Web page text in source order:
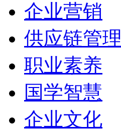
企业营销
供应链管理
职业素养
国学智慧
企业文化